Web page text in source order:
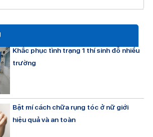
Khắc phục tình trạng 1 thí sinh đỗ nhiều
trường
Bật mí cách chữa rụng tóc ở nữ giới
hiệu quả và an toàn